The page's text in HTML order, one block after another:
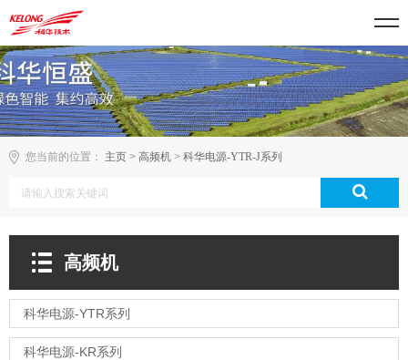
您当前的位置： 主页 > 高频机 > 科华电源-YTR-J系列
高频机
科华电源-YTR系列
科华电源-KR系列